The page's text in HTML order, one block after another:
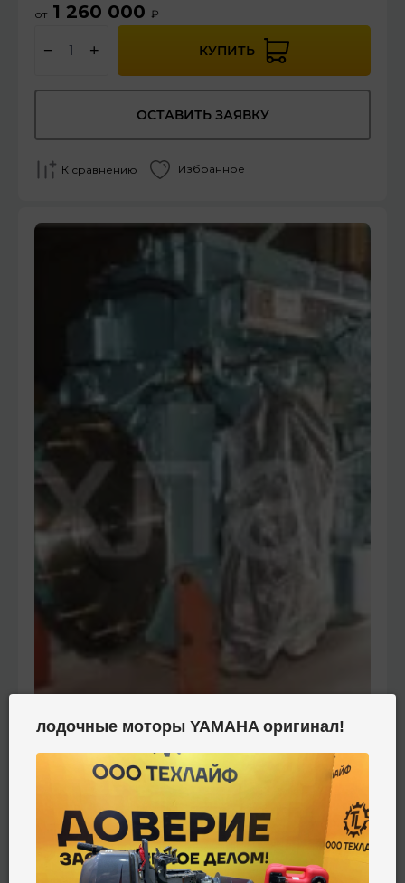
от 1 260 000 ₽
− + КУПИТЬ
ОСТАВИТЬ ЗАЯВКУ
К сравнению Избранное
Двигатель Sinotruk D12.42-30 Евро-3
на Howo А7
Под заказ
лодочные моторы YAMAHA оригинал!